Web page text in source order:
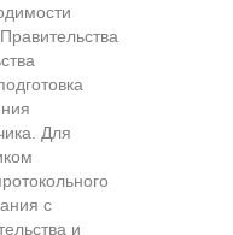
Для
с
и